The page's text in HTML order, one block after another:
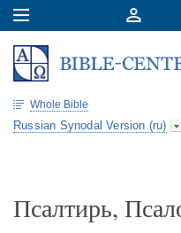
Whole Bible
Russian Synodal Version (ru)
Псалтирь,